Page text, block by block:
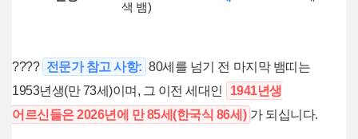
색 뱀)
???? 전문가 참고 사항: 80세를 넘기 전 마지막 뱀띠는
1953년생(만 73세)이며, 그 이전 세대인
1941년생
어르신들은 2026년에 만 85세(한국식 86세) 가 되십니다.